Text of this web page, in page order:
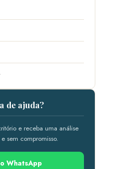
de ajuda?
e receba uma análise
sem compromisso.
WhatsApp